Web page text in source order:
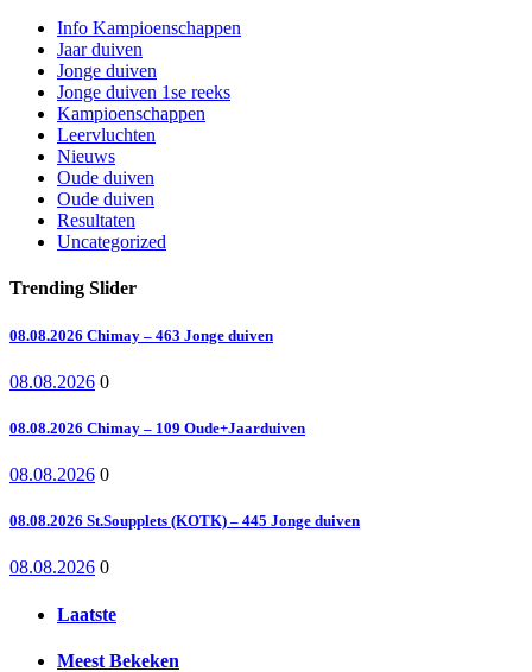
Info Kampioenschappen
Jaar duiven
Jonge duiven
Jonge duiven 1se reeks
Kampioenschappen
Leervluchten
Nieuws
Oude duiven
Oude duiven
Resultaten
Uncategorized
Trending Slider
08.08.2026 Chimay – 463 Jonge duiven
08.08.2026 0
08.08.2026 Chimay – 109 Oude+Jaarduiven
08.08.2026 0
08.08.2026 St.Soupplets (KOTK) – 445 Jonge duiven
08.08.2026 0
Laatste
Meest Bekeken